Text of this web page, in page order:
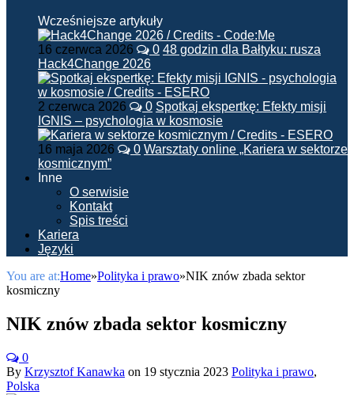
Wcześniejsze artykuły
16 czerwca 2026 0 48 godzin dla Bałtyku: rusza
Hack4Change 2026
2 czerwca 2026 0 Spotkaj ekspertkę: Efekty misji
IGNIS – psychologia w kosmosie
16 maja 2026 0 Warsztaty online „Kariera w sektorze
kosmicznym”
Inne
O serwisie
Kontakt
Spis treści
Kariera
Języki
You are at:Home»Polityka i prawo»NIK znów zbada sektor
kosmiczny
NIK znów zbada sektor kosmiczny
0
By Krzysztof Kanawka on 19 stycznia 2023 Polityka i prawo,
Polska